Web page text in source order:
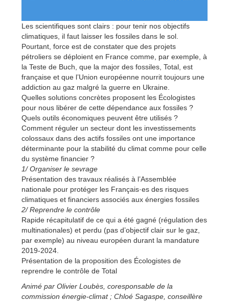
Les scientifiques sont clairs : pour tenir nos objectifs
climatiques, il faut laisser les fossiles dans le sol.
Pourtant, force est de constater que des projets
pétroliers se déploient en France comme, par exemple, à
la Teste de Buch, que la major des fossiles, Total, est
française et que l’Union européenne nourrit toujours une
addiction au gaz malgré la guerre en Ukraine.
Quelles solutions concrètes proposent les Écologistes
pour nous libérer de cette dépendance aux fossiles ?
Quels outils économiques peuvent être utilisés ?
Comment réguler un secteur dont les investissements
colossaux dans des actifs fossiles ont une importance
déterminante pour la stabilité du climat comme pour celle
du système financier ?
1/ Organiser le sevrage
Présentation des travaux réalisés à l’Assemblée
nationale pour protéger les Français·es des risques
climatiques et financiers associés aux énergies fossiles
2/ Reprendre le contrôle
Rapide récapitulatif de ce qui a été gagné (régulation des
multinationales) et perdu (pas d’objectif clair sur le gaz,
par exemple) au niveau européen durant la mandature
2019-2024.
Présentation de la proposition des Écologistes de
reprendre le contrôle de Total
Animé par Olivier Loubès, coresponsable de la
commission énergie-climat ; Chloé Sagaspe, conseillère